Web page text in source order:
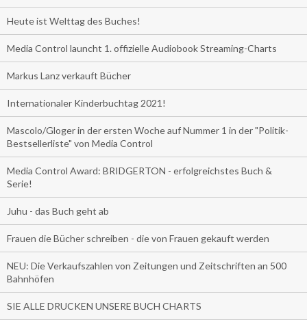
Heute ist Welttag des Buches!
Media Control launcht 1. offizielle Audiobook Streaming-Charts
Markus Lanz verkauft Bücher
Internationaler Kinderbuchtag 2021!
Mascolo/Gloger in der ersten Woche auf Nummer 1 in der "Politik-
Bestsellerliste" von Media Control
Media Control Award: BRIDGERTON - erfolgreichstes Buch &
Serie!
Juhu - das Buch geht ab
Frauen die Bücher schreiben - die von Frauen gekauft werden
NEU: Die Verkaufszahlen von Zeitungen und Zeitschriften an 500
Bahnhöfen
SIE ALLE DRUCKEN UNSERE BUCH CHARTS